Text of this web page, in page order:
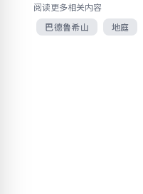
阅读更多相关内容
巴德鲁希山
地庭